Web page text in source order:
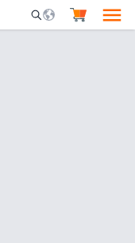
Mobile Search